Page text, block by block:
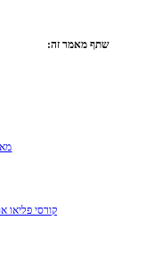
שתף מאמר זה:
קורסי פליאו